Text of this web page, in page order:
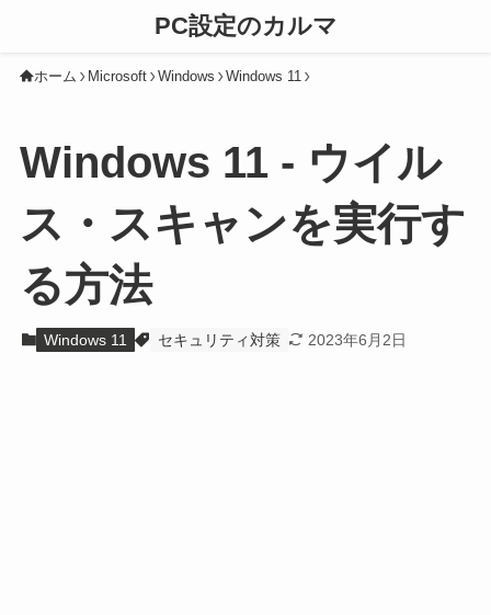
PC設定のカルマ
ホーム Microsoft Windows Windows 11
Windows 11 - ウイル
ス・スキャンを実行す
る方法
Windows 11 セキュリティ対策 2023年6月2日